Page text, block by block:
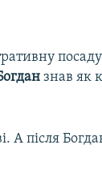
знав як
А після